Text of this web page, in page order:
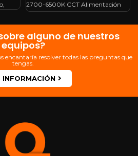
2700-6500K CCT Alimentación
de CA o de batería
alguno de nuestros
equipos?
encantaría resolver todas las preguntas que
tengas.
INFORMACIÓN